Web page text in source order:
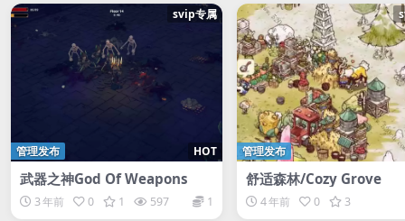
svip专属
HOT
管理发布
武器之神God Of Weapons
3 年前 0 1 597 1
管理发布
舒适森林/Cozy Grove
4 年前 0 3